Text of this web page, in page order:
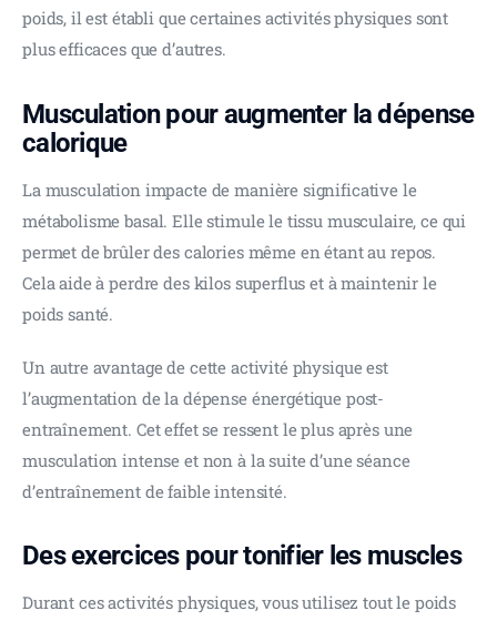
poids, il est établi que certaines activités physiques sont
plus efficaces que d’autres.
Musculation pour augmenter la dépense
calorique
La musculation impacte de manière significative le
métabolisme basal. Elle stimule le tissu musculaire, ce qui
permet de brûler des calories même en étant au repos.
Cela aide à perdre des kilos superflus et à maintenir le
poids santé.
Un autre avantage de cette activité physique est
l’augmentation de la dépense énergétique post-
entraînement. Cet effet se ressent le plus après une
musculation intense et non à la suite d’une séance
d’entraînement de faible intensité.
Des exercices pour tonifier les muscles
Durant ces activités physiques, vous utilisez tout le poids